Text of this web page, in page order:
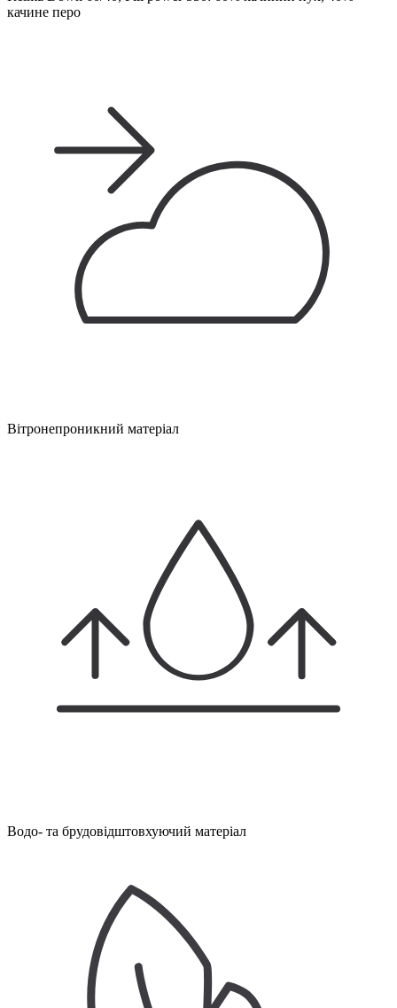
качине перо
Вітронепроникний матеріал
Водо- та брудовідштовхуючий матеріал